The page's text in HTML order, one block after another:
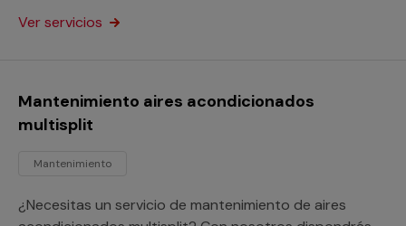
Ver servicios
Mantenimiento aires acondicionados
multisplit
Mantenimiento
¿Necesitas un servicio de mantenimiento de aires